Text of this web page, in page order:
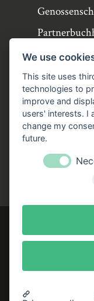
Büchergilde
Folgen Sie
Facebook
Zustellung
Impressum
We use
This site uses
technologies to
improve and
users' interests. I
change my
future.